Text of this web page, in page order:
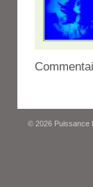
© 2026 Puissance